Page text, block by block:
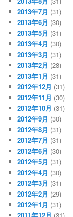
2013年7月 (31)
2013年6月 (30)
2013年5月 (31)
2013年4月 (30)
2013年3月 (31)
2013年2月 (28)
2013年1月 (31)
2012年12月 (31)
2012年11月 (30)
2012年10月 (31)
2012年9月 (30)
2012年8月 (31)
2012年7月 (31)
2012年6月 (30)
2012年5月 (31)
2012年4月 (30)
2012年3月 (31)
2012年2月 (29)
2012年1月 (31)